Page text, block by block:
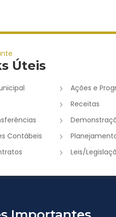
Úteis
Ações e
Receitas
Contábeis
Leis/